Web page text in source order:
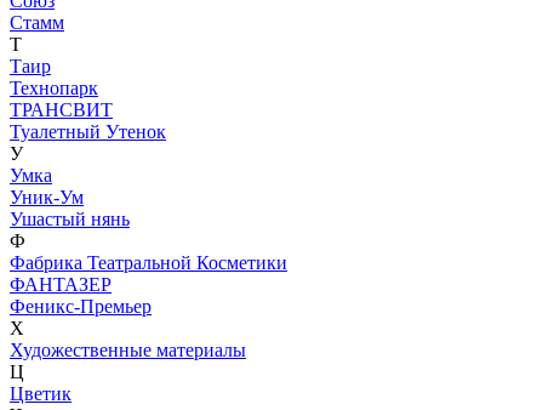
Стамм
Т
Таир
Технопарк
ТРАНСВИТ
Туалетный Утенок
У
Умка
Уник-Ум
Ушастый нянь
Ф
Фабрика Театральной Косметики
ФАНТАЗЕР
Феникс-Премьер
Х
Художественные материалы
Ц
Цветик